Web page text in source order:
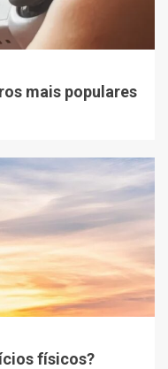
mais populares
físicos?